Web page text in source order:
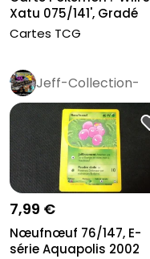
Xatu 075/141', Gradé
Colle...
Cartes TCG
Jeff-Collection-
Rétro Pro
7,99 €
Nœufnœuf 76/147, E-
série Aquapolis 2002